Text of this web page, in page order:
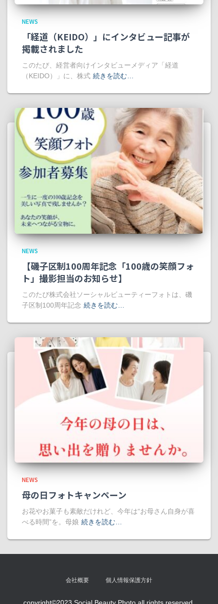
NEWS
「経道（KEIDO）」にインタビュー記事が
掲載されました
このたび、経営者向けインタビューメディア「経道
（KEIDO）」に、株式 続きを読む…
NEWS
【磯子区制100周年記念「100歳の笑顔フォ
ト」撮影担当のお知らせ】
このたび株式会社ソーシャルビューティーフォトは、磯
子区制100周年記念 続きを読む…
NEWS
母の日フォトキャンペーン
お花やお菓子も素敵だけれど、今年は“お母さん自身が喜
べる時間”を。母娘 続きを読む…
会社概要 個人情報保護方針